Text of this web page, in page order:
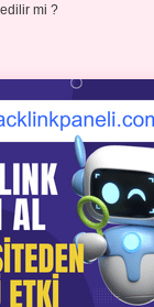
mi ?